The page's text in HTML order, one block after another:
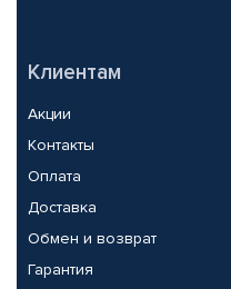
Клиентам
Акции
Контакты
Оплата
Доставка
Обмен и возврат
Гарантия